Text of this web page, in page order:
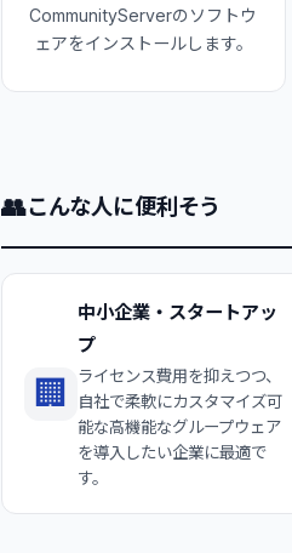
CommunityServerのソフトウ
ェアをインストールします。
👥こんな人に便利そう
🏢
中小企業・スタートアッ
プ
ライセンス費用を抑えつつ、
自社で柔軟にカスタマイズ可
能な高機能なグループウェア
を導入したい企業に最適で
す。